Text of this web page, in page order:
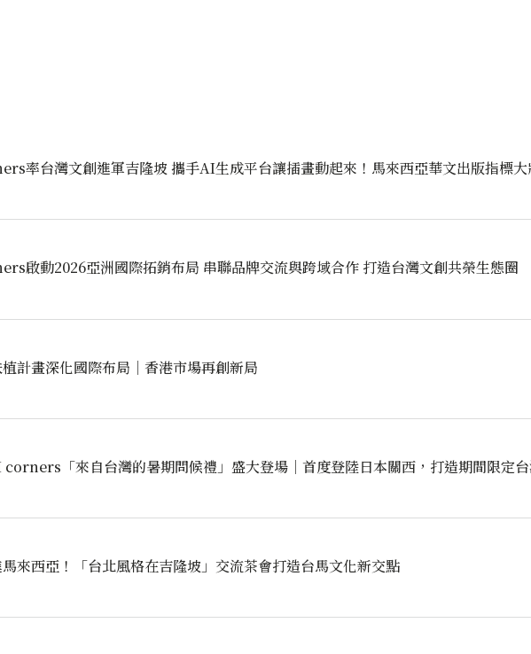
率台灣文創進軍吉隆坡 攜手AI生成平台讓插畫動起來！馬來西亞華文出版指標
啟動2026亞洲國際拓銷布局 串聯品牌交流與跨域合作 打造台灣文創共榮生態圈
計畫深化國際布局｜香港市場再創新局
「來自台灣的暑期問候禮」盛大登場｜首度登陸日本關西，打造期間限定
來西亞！「台北風格在吉隆坡」交流茶會打造台馬文化新交點